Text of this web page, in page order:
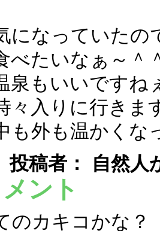
になっていたの
べたいなぁ～＾
泉もいいですね
々入りに行き
も外も温かくな
投稿者： 自然人
ント
のカキコかな？